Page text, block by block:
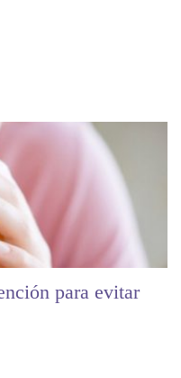
para evitar